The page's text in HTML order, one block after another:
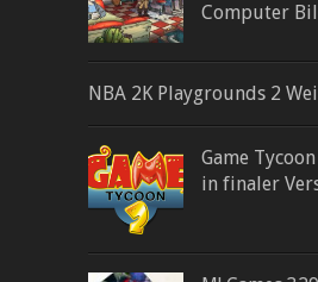
Computer
NBA 2K Playgrounds 2
Game
in finaler